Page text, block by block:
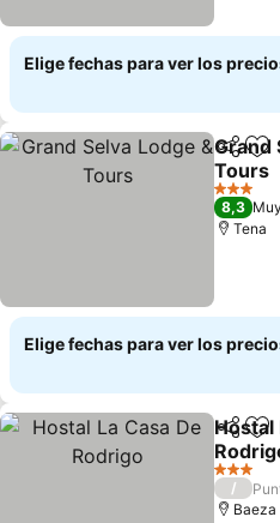
Elige fechas para ver los
Grand
Tours
Ver
3 Estrellas
8,3
Tena
Elige fechas para ver los
Hostal
Ver
3 Estrellas
/
Baeza